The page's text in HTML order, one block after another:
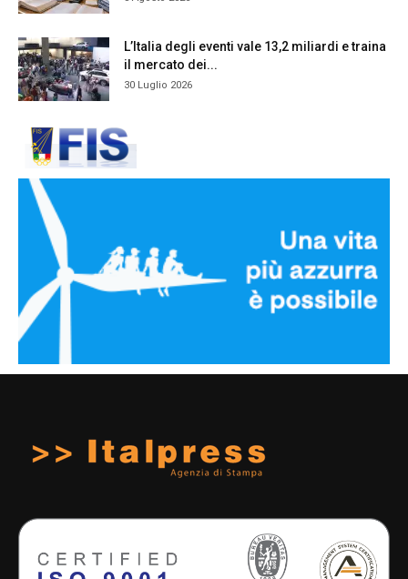
L’Italia degli eventi vale 13,2 miliardi e traina
il mercato dei...
30 Luglio 2026